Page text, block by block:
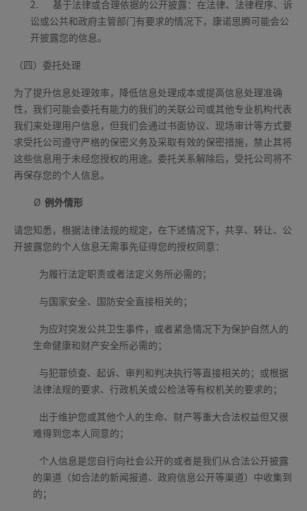
2.
基于法律或合理依据的公开披露：在法律、法律程序、诉
讼或公共和政府主管部门有要求的情况下，康诺思腾可能会公
开披露您的信息。
（四）委托处理
为了提升信息处理效率，降低信息处理成本或提高信息处理准确
性，我们可能会委托有能力的我们的关联公司或其他专业机构代表
我们来处理用户信息，但我们会通过书面协议、现场审计等方式要
求受托公司遵守严格的保密义务及采取有效的保密措施，禁止其将
这些信息用于未经您授权的用途。委托关系解除后，受托公司将不
再保存您的个人信息。
Ø 例外情形
请您知悉，根据法律法规的规定，在下述情况下，共享、转让、公
开披露您的个人信息无需事先征得您的授权同意：
为履行法定职责或者法定义务所必需的；
与国家安全、国防安全直接相关的；
为应对突发公共卫生事件，或者紧急情况下为保护自然人的
生命健康和财产安全所必需的；
与犯罪侦查、起诉、审判和判决执行等直接相关的；或根据
法律法规的要求、行政机关或公检法等有权机关的要求的；
出于维护您或其他个人的生命、财产等重大合法权益但又很
难得到您本人同意的；
个人信息是您自行向社会公开的或者是我们从合法公开披露
的渠道（如合法的新闻报道、政府信息公开等渠道）中收集到
的；